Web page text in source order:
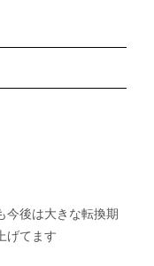
今後は大きな転換期
げてます